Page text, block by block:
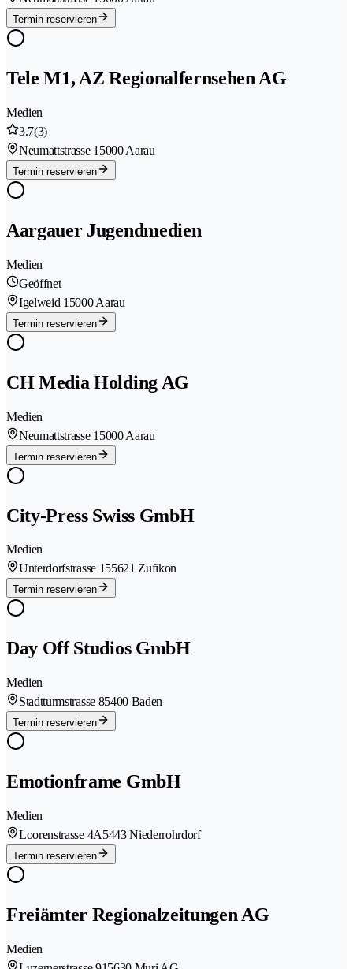
Termin reservieren
Tele M1, AZ Regionalfernsehen AG
Medien
3.7(3)
Neumattstrasse 1 5000 Aarau
Termin reservieren
Aargauer Jugendmedien
Medien
Geöffnet
Igelweid 1 5000 Aarau
Termin reservieren
CH Media Holding AG
Medien
Neumattstrasse 1 5000 Aarau
Termin reservieren
City-Press Swiss GmbH
Medien
Unterdorfstrasse 155621 Zufikon
Termin reservieren
Day Off Studios GmbH
Medien
Stadtturmstrasse 85400 Baden
Termin reservieren
Emotionframe GmbH
Medien
Loorenstrasse 4A5443 Niederrohrdorf
Termin reservieren
Freiämter Regionalzeitungen AG
Medien